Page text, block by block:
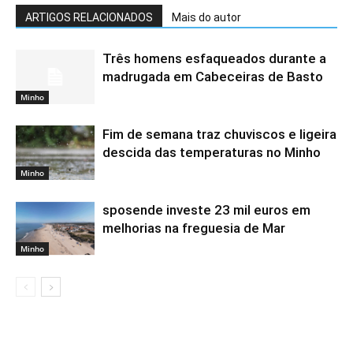
ARTIGOS RELACIONADOS Mais do autor
Minho
Três homens esfaqueados durante a
madrugada em Cabeceiras de Basto
Minho
Fim de semana traz chuviscos e ligeira
descida das temperaturas no Minho
Minho
sposende investe 23 mil euros em
melhorias na freguesia de Mar